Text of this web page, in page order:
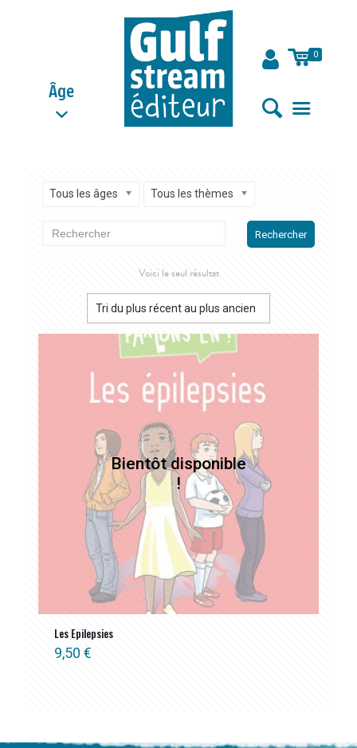
Âge
0
Tous les âges Tous les thèmes
Rechercher
Voici le seul résultat
Les Epilepsies
9,50 €